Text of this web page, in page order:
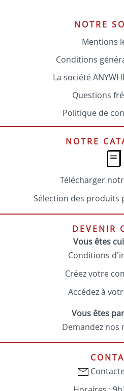
NOTRE
Mentions
Conditions
La société
Questions
Politique de
NOTRE
Télécharger
Sélection des produits
DEVENIR
Vous êtes
Conditions
Créez votre
Accédez à
Vous êtes
Demandez nos